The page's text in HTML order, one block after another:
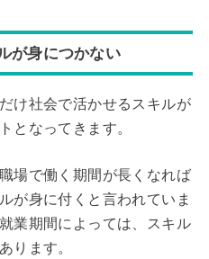
が身につかない
け社会で活かせるスキルが
となってきます。
場で働く期間が長くなれば
が身に付くと言われていま
業期間によっては、スキル
ります。